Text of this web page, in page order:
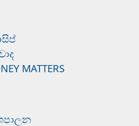
MATTERS